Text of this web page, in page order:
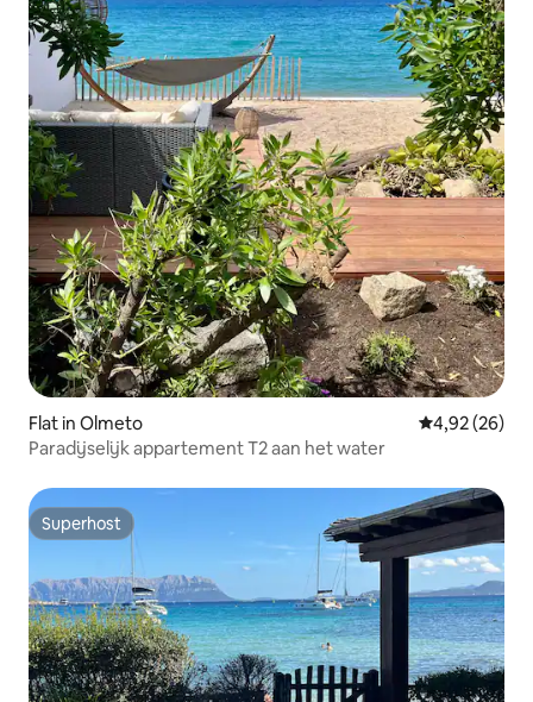
Flat in Olmeto Gemiddelde
4,92 (26)
Paradijselijk appartement T2 aan het water
Superhost
Superhost